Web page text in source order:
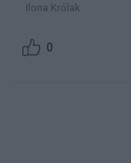
Ilona Królak
0